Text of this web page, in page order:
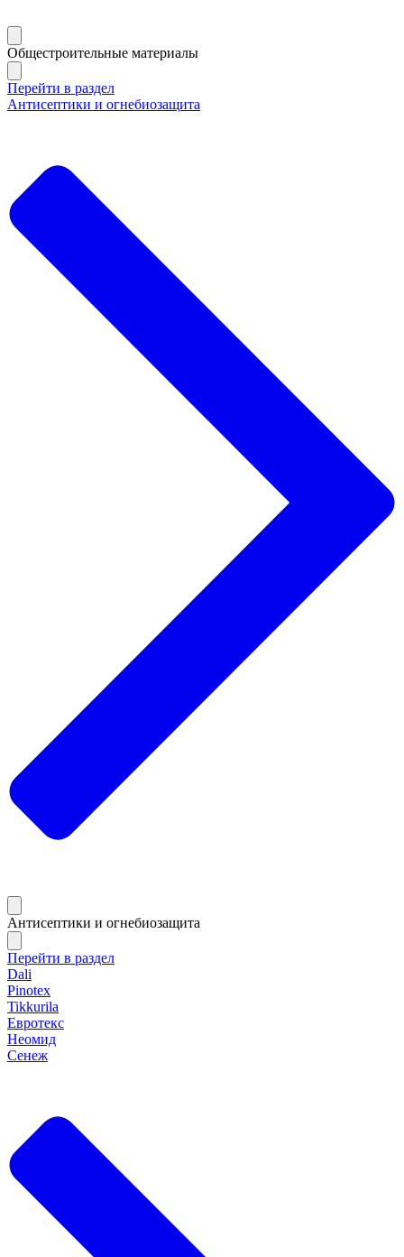
Общестроительные материалы
Перейти в раздел
Антисептики и огнебиозащита
Антисептики и огнебиозащита
Перейти в раздел
Dali
Pinotex
Tikkurila
Евротекс
Неомид
Сенеж